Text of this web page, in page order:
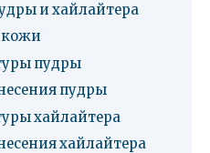
и хайлайтера
кожи
пудры
пудры
хайлайтера
хайлайтера